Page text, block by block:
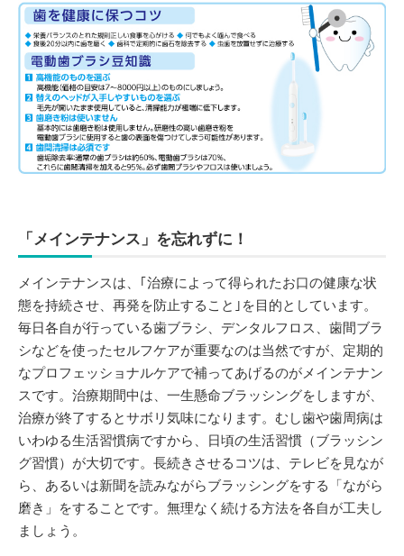
「メインテナンス」を忘れずに！
メインテナンスは、｢治療によって得られたお口の健康な状
態を持続させ、再発を防止すること｣を目的としています。
毎日各自が行っている歯ブラシ、デンタルフロス、歯間ブラ
シなどを使ったセルフケアが重要なのは当然ですが、定期的
なプロフェッショナルケアで補ってあげるのがメインテナン
スです。治療期間中は、一生懸命ブラッシングをしますが、
治療が終了するとサボリ気味になります。むし歯や歯周病は
いわゆる生活習慣病ですから、日頃の生活習慣（ブラッシン
グ習慣）が大切です。長続きさせるコツは、テレビを見なが
ら、あるいは新聞を読みながらブラッシングをする「ながら
磨き」をすることです。無理なく続ける方法を各自が工夫し
ましょう。